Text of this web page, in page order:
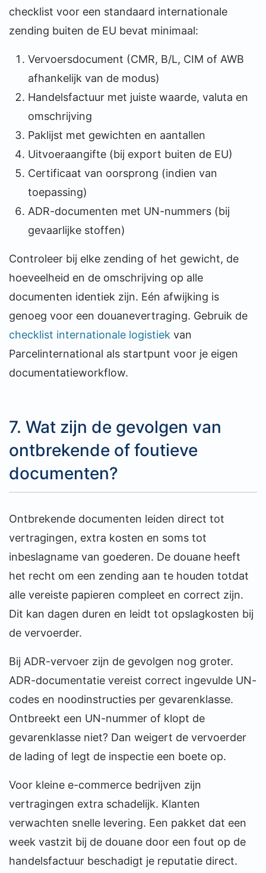
checklist voor een standaard internationale
zending buiten de EU bevat minimaal:
Vervoersdocument (CMR, B/L, CIM of AWB
afhankelijk van de modus)
Handelsfactuur met juiste waarde, valuta en
omschrijving
Paklijst met gewichten en aantallen
Uitvoeraangifte (bij export buiten de EU)
Certificaat van oorsprong (indien van
toepassing)
ADR-documenten met UN-nummers (bij
gevaarlijke stoffen)
Controleer bij elke zending of het gewicht, de
hoeveelheid en de omschrijving op alle
documenten identiek zijn. Eén afwijking is
genoeg voor een douanevertraging. Gebruik de
checklist internationale logistiek van
Parcelinternational als startpunt voor je eigen
documentatieworkflow.
7. Wat zijn de gevolgen van
ontbrekende of foutieve
documenten?
Ontbrekende documenten leiden direct tot
vertragingen, extra kosten en soms tot
inbeslagname van goederen. De douane heeft
het recht om een zending aan te houden totdat
alle vereiste papieren compleet en correct zijn.
Dit kan dagen duren en leidt tot opslagkosten bij
de vervoerder.
Bij ADR-vervoer zijn de gevolgen nog groter.
ADR-documentatie vereist correct ingevulde UN-
codes en noodinstructies per gevarenklasse.
Ontbreekt een UN-nummer of klopt de
gevarenklasse niet? Dan weigert de vervoerder
de lading of legt de inspectie een boete op.
Voor kleine e-commerce bedrijven zijn
vertragingen extra schadelijk. Klanten
verwachten snelle levering. Een pakket dat een
week vastzit bij de douane door een fout op de
handelsfactuur beschadigt je reputatie direct.